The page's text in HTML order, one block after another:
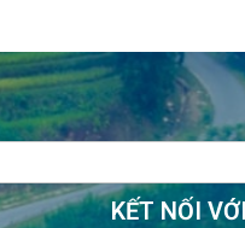
KẾT NỐI